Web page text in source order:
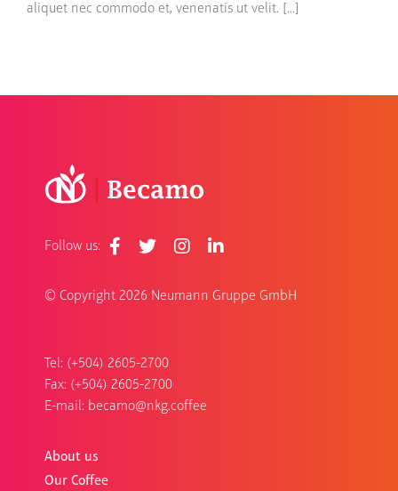
aliquet nec commodo et, venenatis ut velit. [...]
About us
Our Coffee
Tel: (+504) 2605-2700
Fax: (+504) 2605-2700
E-mail: becamo@nkg.coffee
Follow us:
© Copyright 2026 Neumann Gruppe GmbH